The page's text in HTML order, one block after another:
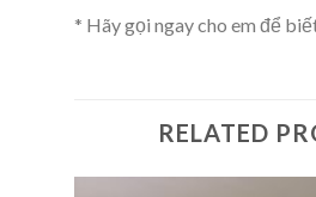
* Hãy gọi ngay cho em để
RELATED